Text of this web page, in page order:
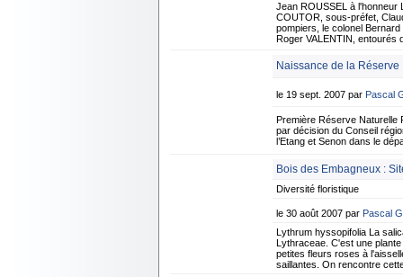
Jean ROUSSEL à l'honneur
COUTOR, sous-préfet,
pompiers, le colonel
Roger VALENTIN, entourés
Naissance de la
le 19 sept. 2007 par Pascal
Première Réserve Naturelle
par décision du Conseil
l’Etang et Senon dans le
Bois des Embagneux :
Diversité floristique
le 30 août 2007 par Pascal
Lythrum hyssopifolia La
Lythraceae. C'est une
petites fleurs roses à
saillantes. On rencontre